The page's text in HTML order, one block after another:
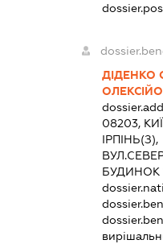
ДІДЕНКО
08203,
ІРПІНЬ(З),
БУДИНОК